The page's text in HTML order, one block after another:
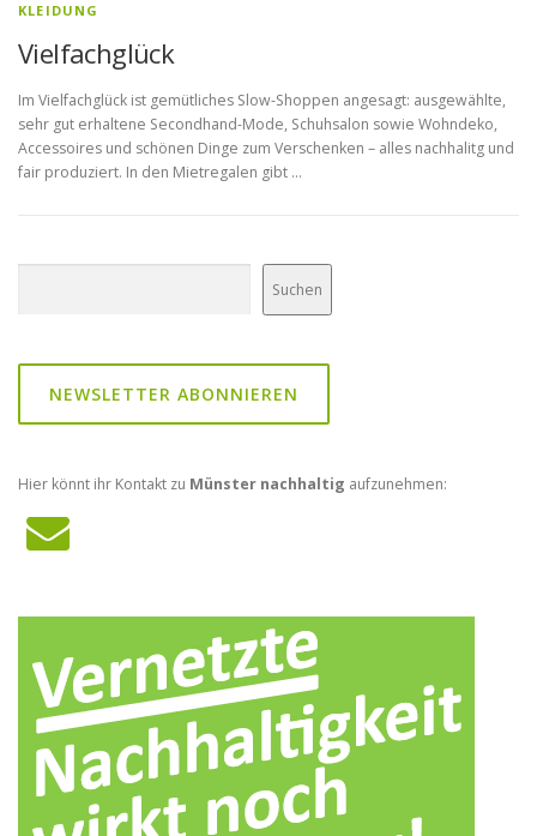
KLEIDUNG
Vielfachglück
Im Vielfachglück ist gemütliches Slow-Shoppen angesagt: ausgewählte,
sehr gut erhaltene Secondhand-Mode, Schuhsalon sowie Wohndeko,
Accessoires und schönen Dinge zum Verschenken – alles nachhalitg und
fair produziert. In den Mietregalen gibt …
Suchen
NEWSLETTER ABONNIEREN
Hier könnt ihr Kontakt zu Münster nachhaltig aufzunehmen: